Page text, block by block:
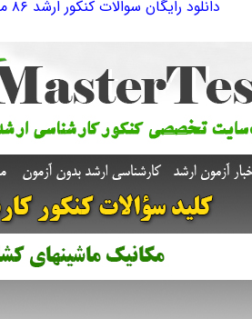
دانلود رایگان سوالات کنکور ارشد ۸۶ مکانیک ماشین های کشاورزی